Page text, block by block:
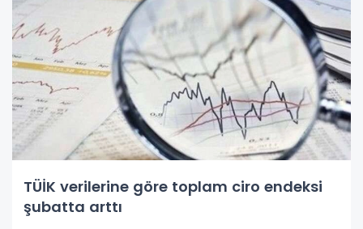
TÜİK verilerine göre toplam ciro endeksi
şubatta arttı